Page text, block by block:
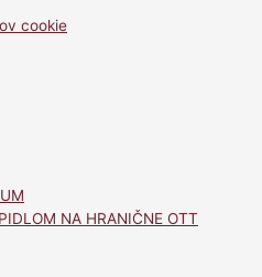
cookie
NA HRANIČNE OTT